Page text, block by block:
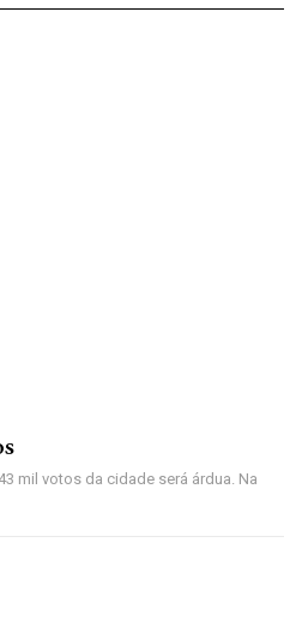
mil votos da cidade será árdua. Na